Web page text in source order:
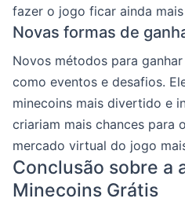
fazer o jogo ficar ainda
Novas formas de
Novos métodos para
como eventos e desafios.
minecoins mais divertido e
criariam mais chances para
mercado virtual do jogo
Conclusão sobre a
Minecoins Grátis